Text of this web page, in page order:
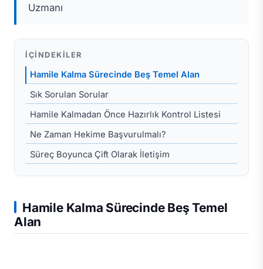
Uzmanı
İÇINDEKILER
Hamile Kalma Sürecinde Beş Temel Alan
Sık Sorulan Sorular
Hamile Kalmadan Önce Hazırlık Kontrol Listesi
Ne Zaman Hekime Başvurulmalı?
Süreç Boyunca Çift Olarak İletişim
Hamile Kalma Sürecinde Beş Temel
Alan